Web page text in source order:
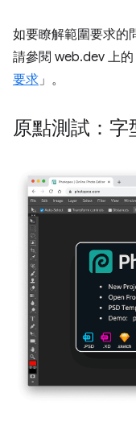
如要瞭解範圍要求的
請參閱 web.dev 上的
要求」。
原點測試：字